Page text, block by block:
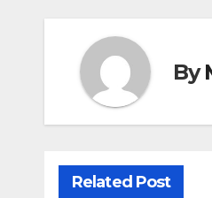
By
Related Post